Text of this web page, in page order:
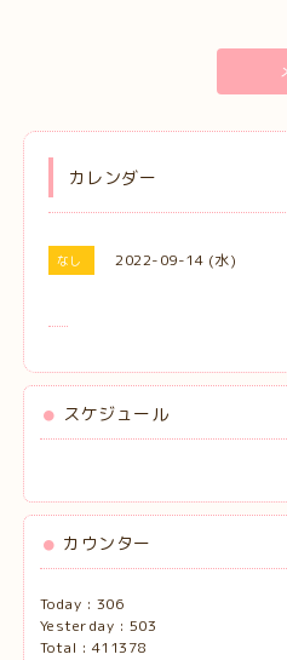
カレンダー
なし 2022-09-14 (水)
スケジュール
カウンター
Today : 306
Yesterday : 503
Total : 411378